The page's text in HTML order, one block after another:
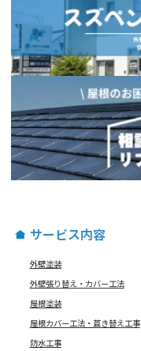
サービス内容
外壁塗装
外壁張り替え・カバー工法
屋根塗装
屋根カバー工法・葺き替え工事
防水工事